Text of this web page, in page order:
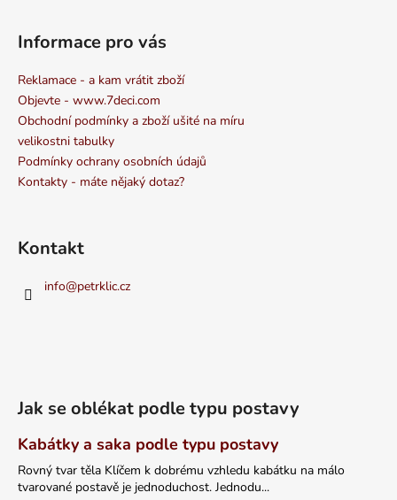
Informace pro vás
Reklamace - a kam vrátit zboží
Objevte - www.7deci.com
Obchodní podmínky a zboží ušité na míru
velikostni tabulky
Podmínky ochrany osobních údajů
Kontakty - máte nějaký dotaz?
Kontakt
info@petrklic.cz
Jak se oblékat podle typu postavy
Kabátky a saka podle typu postavy
Rovný tvar těla Klíčem k dobrému vzhledu kabátku na málo
tvarované postavě je jednoduchost. Jednodu...